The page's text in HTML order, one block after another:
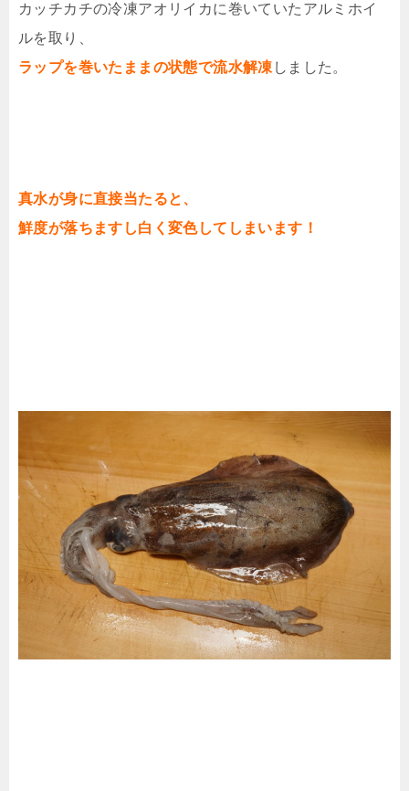
カッチカチの冷凍アオリイカに巻いていたアルミホイ
ルを取り、
ラップを巻いたままの状態で流水解凍 しました。
真水が身に直接当たると、
鮮度が落ちますし白く変色してしまいます！